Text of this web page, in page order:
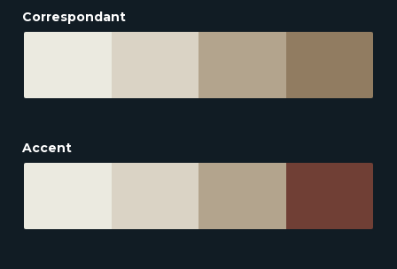
Correspondant
Accent